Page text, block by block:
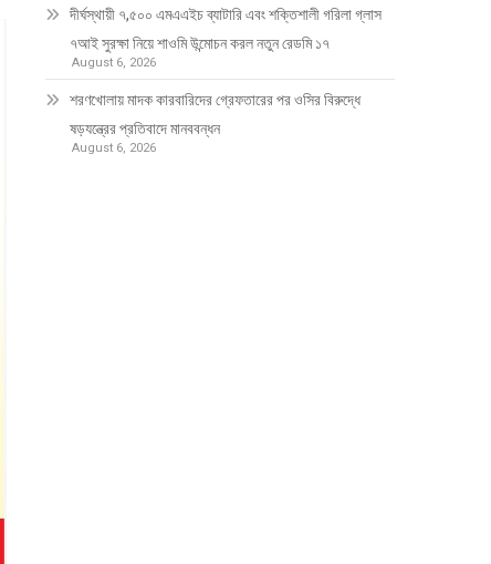
দীর্ঘস্থায়ী ৭,৫০০ এমএএইচ ব্যাটারি এবং শক্তিশালী গরিলা গ্লাস
৭আই সুরক্ষা নিয়ে শাওমি উন্মোচন করল নতুন রেডমি ১৭
August 6, 2026
শরণখোলায় মাদক কারবারিদের গ্রেফতারের পর ওসির বিরুদ্ধে
ষড়যন্ত্রের প্রতিবাদে মানববন্ধন
August 6, 2026